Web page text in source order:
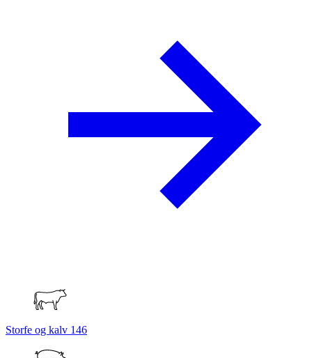
Storfe og kalv 146